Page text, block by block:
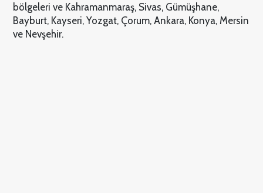
bölgeleri ve Kahramanmaraş, Sivas, Gümüşhane,
Bayburt, Kayseri, Yozgat, Çorum, Ankara, Konya, Mersin
ve Nevşehir.